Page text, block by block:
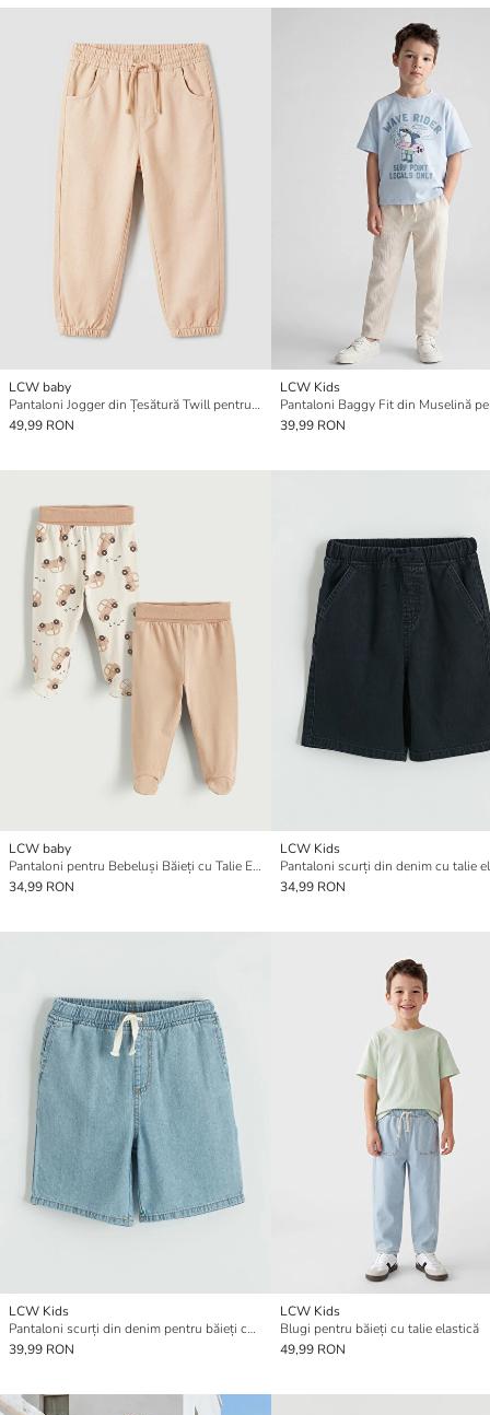
LCW baby
Pantaloni Jogger din Țesătură Twill pentru Bebeluși Băieți
49,99 RON
LCW Kids
39,99 RON
LCW baby
Pantaloni pentru Bebeluși Băieți cu Talie Elastică, Pachet de 2
34,99 RON
LCW Kids
34,99 RON
LCW Kids
Pantaloni scurți din denim pentru băieți cu talie elastică
39,99 RON
LCW Kids
Blugi pentru băieți cu talie elastică
49,99 RON